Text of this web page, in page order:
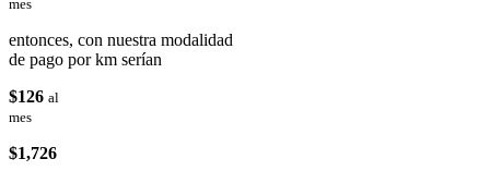
mes
entonces, con nuestra modalidad
de pago por km serían
$126 al
mes
$1,726